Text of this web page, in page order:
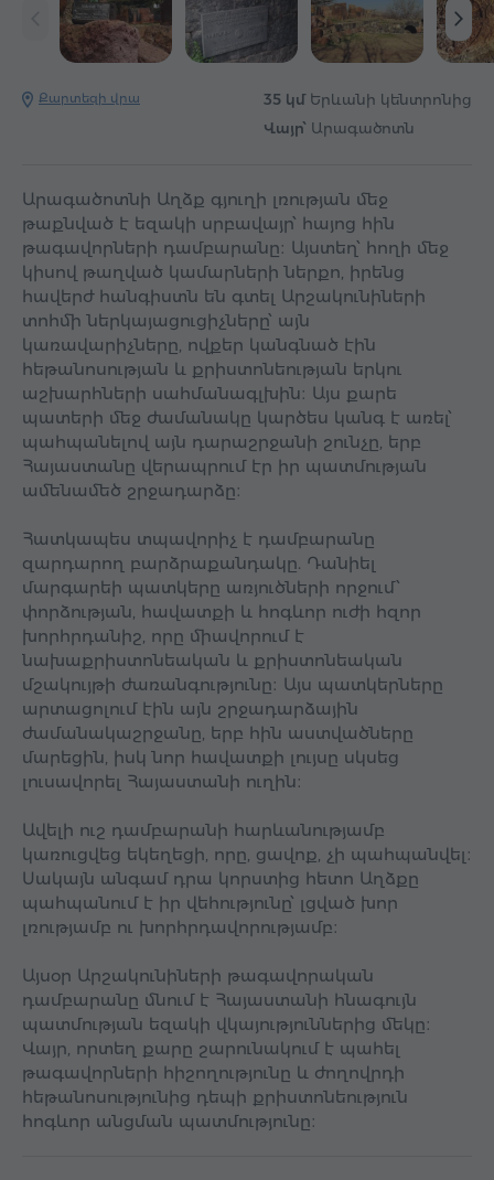
Քարտեզի վրա 35 կմԵրևանի կենտրոնից
Վայր՝ Արագածոտն
Արագածոտնի Աղձք գյուղի լռության մեջ
թաքնված է եզակի սրբավայր՝ հայոց հին
թագավորների դամբարանը։ Այստեղ՝ հողի մեջ
կիսով թաղված կամարների ներքո, իրենց
հավերժ հանգիստն են գտել Արշակունիների
տոհմի ներկայացուցիչները՝ այն
կառավարիչները, ովքեր կանգնած էին
հեթանոսության և քրիստոնեության երկու
աշխարհների սահմանագլխին։ Այս քարե
պատերի մեջ ժամանակը կարծես կանգ է առել՝
պահպանելով այն դարաշրջանի շունչը, երբ
Հայաստանը վերապրում էր իր պատմության
ամենամեծ շրջադարձը։
Հատկապես տպավորիչ է դամբարանը
զարդարող բարձրաքանդակը. Դանիել
մարգարեի պատկերը առյուծների որջում՝
փորձության, հավատքի և հոգևոր ուժի հզոր
խորհրդանիշ, որը միավորում է
նախաքրիստոնեական և քրիստոնեական
մշակույթի ժառանգությունը։ Այս պատկերները
արտացոլում էին այն շրջադարձային
ժամանակաշրջանը, երբ հին աստվածները
մարեցին, իսկ նոր հավատքի լույսը սկսեց
լուսավորել Հայաստանի ուղին։
Ավելի ուշ դամբարանի հարևանությամբ
կառուցվեց եկեղեցի, որը, ցավոք, չի պահպանվել։
Սակայն անգամ դրա կորստից հետո Աղձքը
պահպանում է իր վեհությունը՝ լցված խոր
լռությամբ ու խորհրդավորությամբ։
Այսօր Արշակունիների թագավորական
դամբարանը մնում է Հայաստանի հնագույն
պատմության եզակի վկայություններից մեկը։
Վայր, որտեղ քարը շարունակում է պահել
թագավորների հիշողությունը և ժողովրդի
հեթանոսությունից դեպի քրիստոնեություն
հոգևոր անցման պատմությունը։